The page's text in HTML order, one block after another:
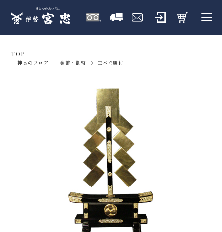
TOP
神具のフロア 金幣・御幣 三本立腰付